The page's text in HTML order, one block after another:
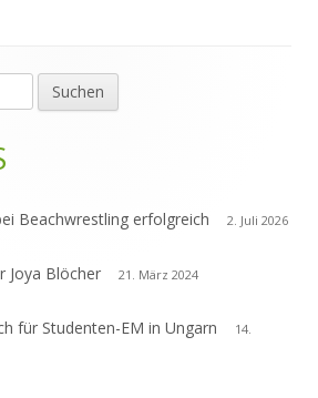
Beachwrestling erfolgreich 2. Juli 2026
Joya Blöcher 21. März 2024
für Studenten-EM in Ungarn
14.